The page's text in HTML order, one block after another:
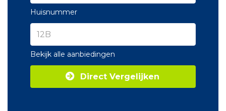
Huisnummer
Bekijk alle aanbiedingen
Direct Vergelijken